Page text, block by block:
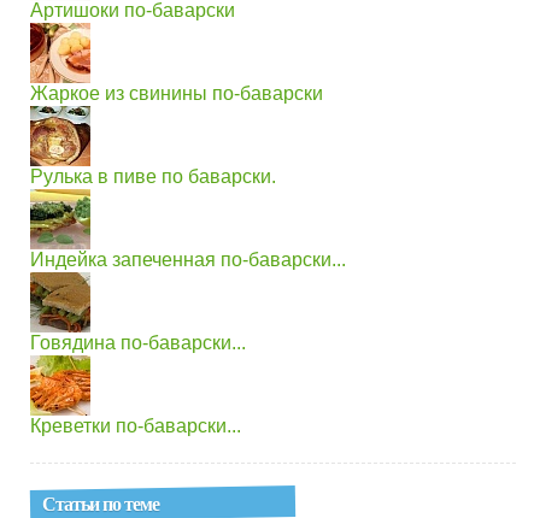
Артишоки по-баварски
Жаркое из свинины по-баварски
Рулька в пиве по баварски.
Индейка запеченная по-баварски...
Говядина по-баварски...
Креветки по-баварски...
Статьи по теме